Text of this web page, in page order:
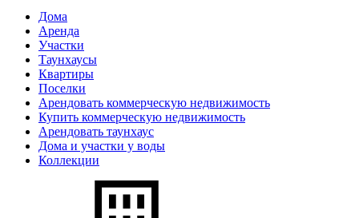
Дома
Аренда
Участки
Таунхаусы
Квартиры
Поселки
Арендовать коммерческую недвижимость
Купить коммерческую недвижимость
Арендовать таунхаус
Дома и участки у воды
Коллекции